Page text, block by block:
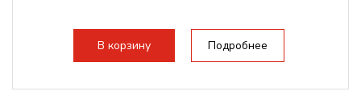
В корзину Подробнее